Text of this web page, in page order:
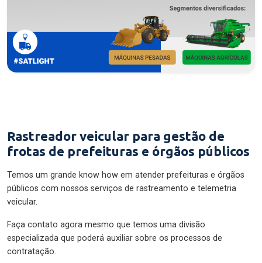
Rastreador veicular para gestão de
frotas de prefeituras e órgãos públicos
Temos um grande know how em atender prefeituras e órgãos
públicos com nossos serviços de rastreamento e telemetria
veicular.
Faça contato agora mesmo que temos uma divisão
especializada que poderá auxiliar sobre os processos de
contratação.